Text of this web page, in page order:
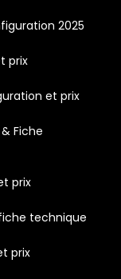
2025
prix
et prix
Fiche
prix
technique
prix